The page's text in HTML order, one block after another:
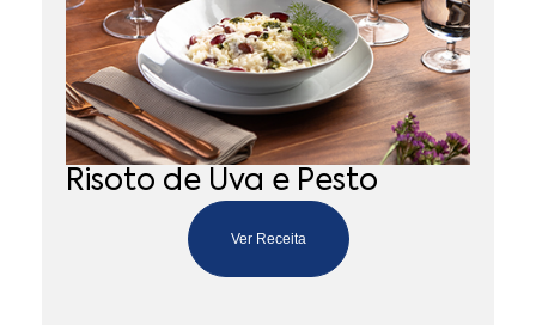
Risoto de Uva e Pesto
Ver Receita